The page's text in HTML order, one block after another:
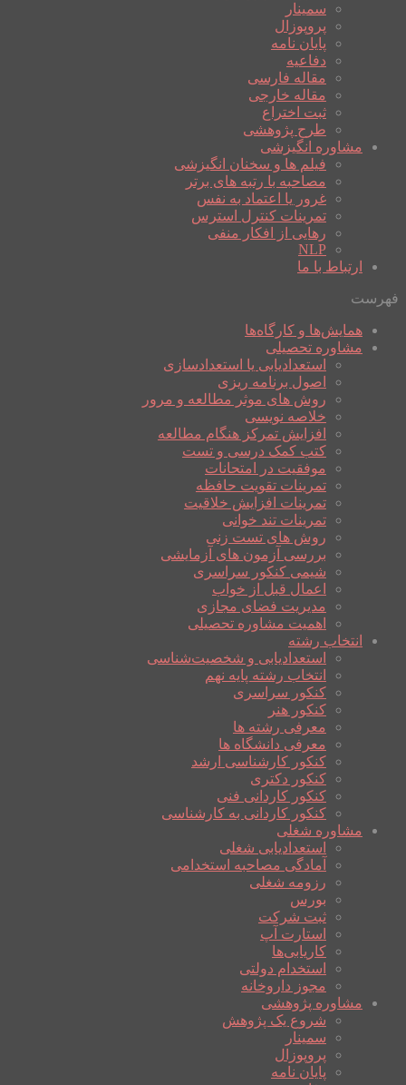
سمینار
پروپوزال
پایان نامه
دفاعیه
مقاله فارسی
مقاله خارجی
ثبت اختراع
طرح پژوهشی
مشاوره انگیزشی
فیلم ها و سخنان انگیزشی
مصاحبه با رتبه های برتر
غرور یا اعتماد به نفس
تمرینات کنترل استرس
رهایی از افکار منفی
NLP
ارتباط با ما
فهرست
همایش‌ها و کارگاه‌ها
مشاوره تحصیلی
استعدادیابی یا استعدادسازی
اصول برنامه ریزی
روش های موثر مطالعه و مرور
خلاصه نویسی
افزایش تمرکز هنگام مطالعه
کتب کمک درسی و تست
موفقیت در امتحانات
تمرینات تقویت حافظه
تمرینات افزایش خلاقیت
تمرینات تند خوانی
روش های تست زنی
بررسی آزمون های آزمایشی
شیمی کنکور سراسری
اعمال قبل از خواب
مدیریت فضای مجازی
اهمیت مشاوره تحصیلی
انتخاب رشته
استعدادیابی و شخصیت‌شناسی
انتخاب رشته پایه نهم
کنکور سراسری
کنکور هنر
معرفی رشته ها
معرفی دانشگاه ها
کنکور کارشناسی ارشد
کنکور دکتری
کنکور کاردانی فنی
کنکور کاردانی به کارشناسی
مشاوره شغلی
استعدادیابی شغلی
آمادگی مصاحبه استخدامی
رزومه شغلی
بورس
ثبت شرکت
استارت آپ
کاریابی‌ها
استخدام دولتی
مجوز داروخانه
مشاوره پژوهشی
شروع یک پژوهش
سمینار
پروپوزال
پایان نامه